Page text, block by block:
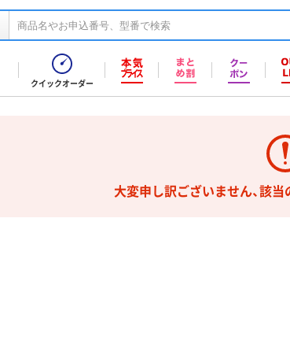
クイックオーダー
大変申し訳ございません、該当